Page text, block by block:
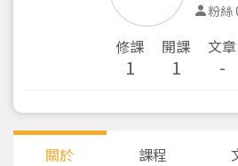
粉絲
修課
1
開課
1
文章
-
關於 課程